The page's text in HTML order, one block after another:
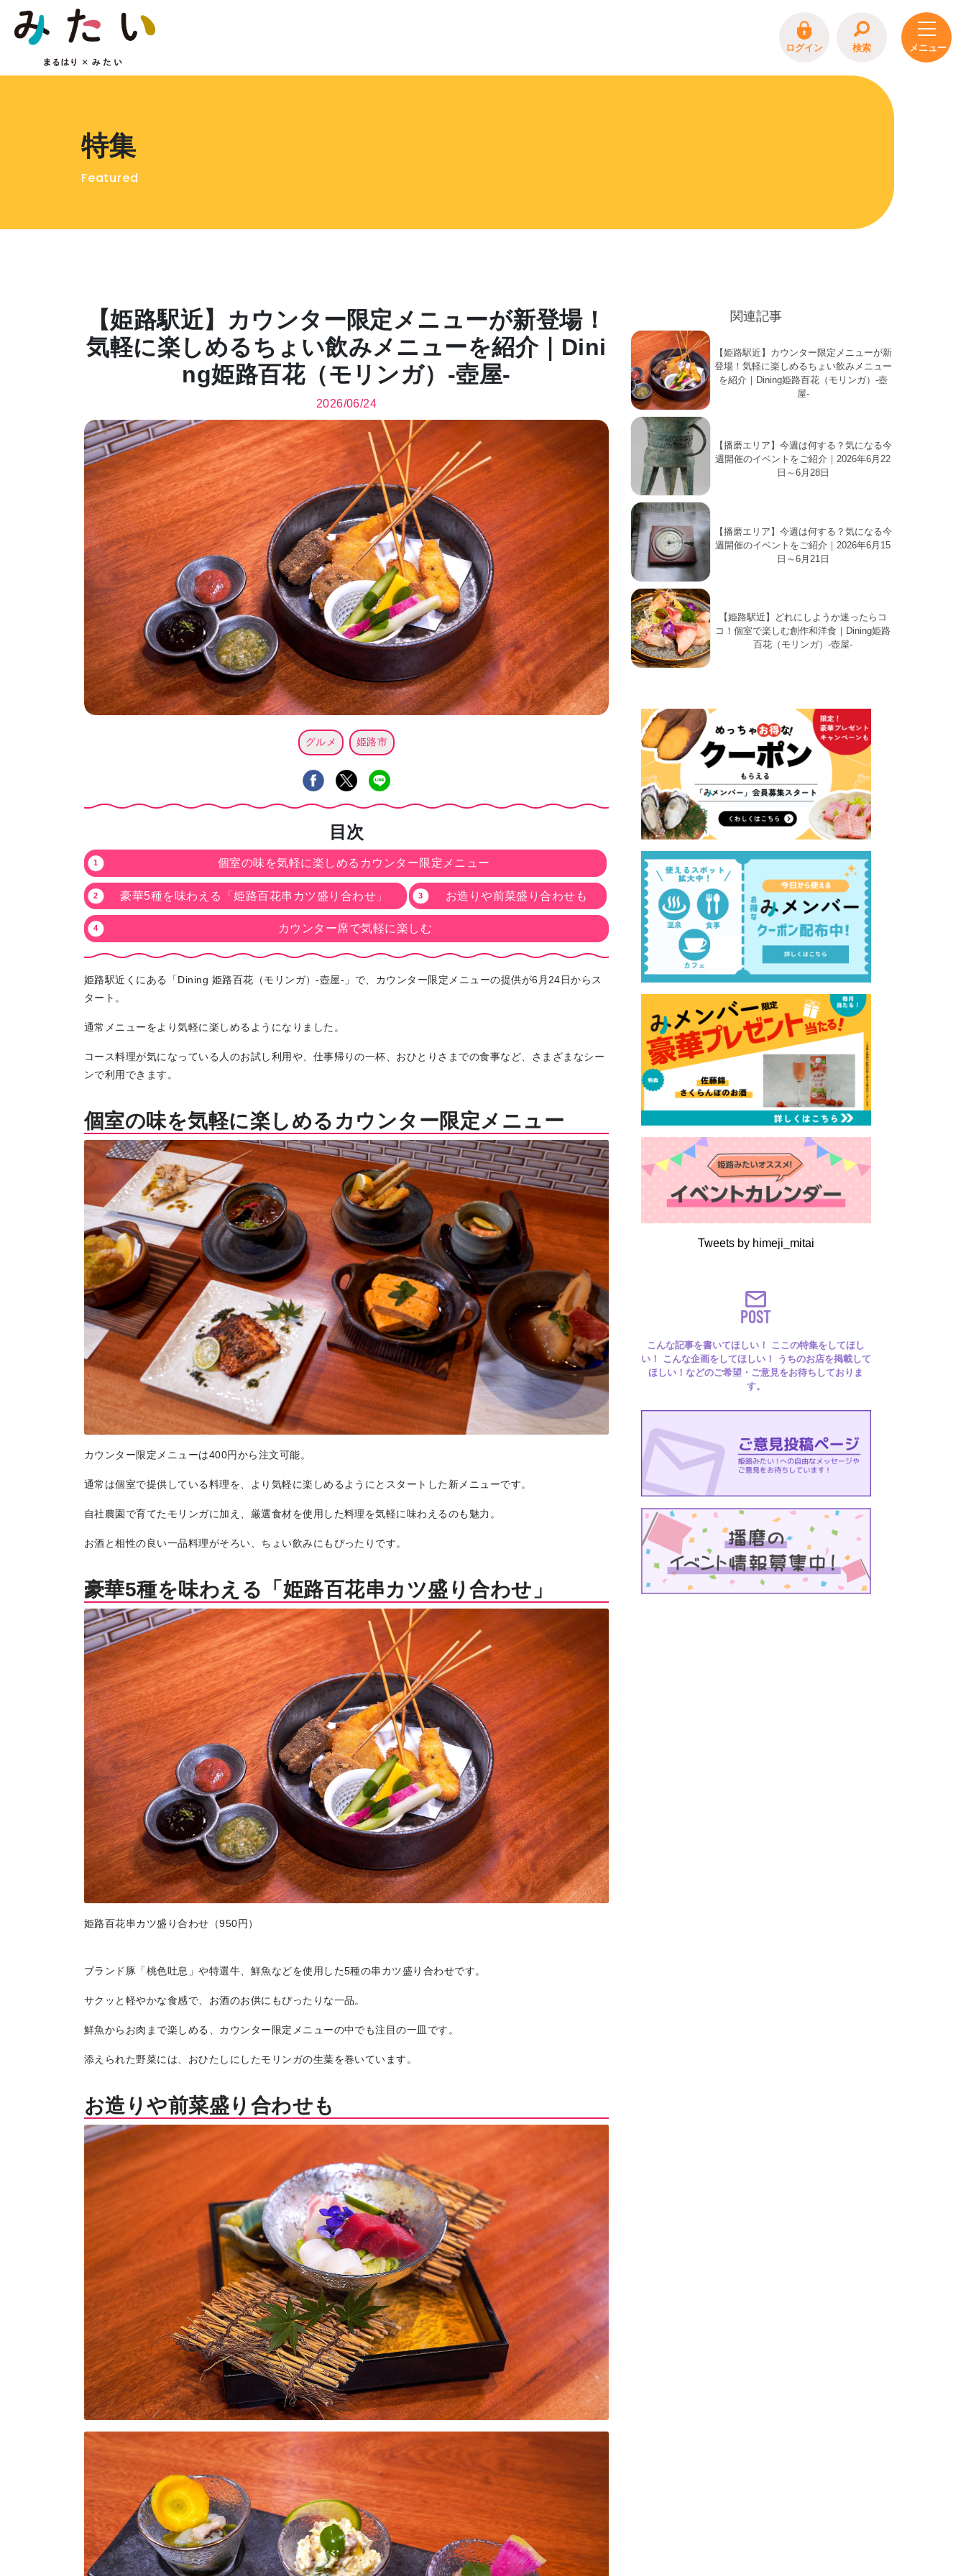
ログイン 検索
Top page Featured
まるはり 雑誌・デジタルブック
Digital books
地場産品/ツクリビト
Local products
エリア特集
Travel
特集
Featured
【姫路駅近】カウンター限定メニューが新登場！
気軽に楽しめるちょい飲みメニューを紹介｜Dini
ng姫路百花（モリンガ）-壺屋-
2026/06/24
グルメ 姫路市
目次
個室の味を気軽に楽しめるカウンター限定メニュー
豪華5種を味わえる「姫路百花串カツ盛り合わせ」 お造りや前菜盛り合わせも
カウンター席で気軽に楽しむ
姫路駅近くにある「Dining 姫路百花（モリンガ）-壺屋-」で、カウンター限定メニューの提供が6月24日からス
タート。
通常メニューをより気軽に楽しめるようになりました。
コース料理が気になっている人のお試し利用や、仕事帰りの一杯、おひとりさまでの食事など、さまざまなシー
ンで利用できます。
個室の味を気軽に楽しめるカウンター限定メニュー
カウンター限定メニューは400円から注文可能。
通常は個室で提供している料理を、より気軽に楽しめるようにとスタートした新メニューです。
自社農園で育てたモリンガに加え、厳選食材を使用した料理を気軽に味わえるのも魅力。
お酒と相性の良い一品料理がそろい、ちょい飲みにもぴったりです。
豪華5種を味わえる「姫路百花串カツ盛り合わせ」
姫路百花串カツ盛り合わせ（950円）
ブランド豚「桃色吐息」や特選牛、鮮魚などを使用した5種の串カツ盛り合わせです。
サクッと軽やかな食感で、お酒のお供にもぴったりな一品。
鮮魚からお肉まで楽しめる、カウンター限定メニューの中でも注目の一皿です。
添えられた野菜には、おひたしにしたモリンガの生葉を巻いています。
お造りや前菜盛り合わせも
関連記事
【姫路駅近】カウンター限定メニューが新
登場！気軽に楽しめるちょい飲みメニュー
を紹介｜Dining姫路百花（モリンガ）-壺
屋-
【播磨エリア】今週は何する？気になる今
週開催のイベントをご紹介｜2026年6月22
日～6月28日
【播磨エリア】今週は何する？気になる今
週開催のイベントをご紹介｜2026年6月15
日～6月21日
【姫路駅近】どれにしようか迷ったらコ
コ！個室で楽しむ創作和洋食｜Dining姫路
百花（モリンガ）-壺屋-
Tweets by himeji_mitai
POST
こんな記事を書いてほしい！ ここの特集をしてほし
い！ こんな企画をしてほしい！ うちのお店を掲載して
ほしい！などのご希望・ご意見をお待ちしておりま
す。